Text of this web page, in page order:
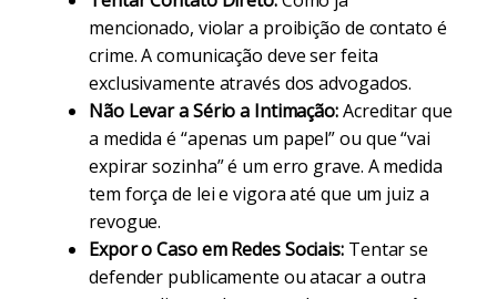
mencionado, violar a proibição de contato é
crime. A comunicação deve ser feita
exclusivamente através dos advogados.
Não Levar a Sério a Intimação:Acreditar que
a medida é “apenas um papel” ou que “vai
expirar sozinha” é um erro grave. A medida
tem força de lei e vigora até que um juiz a
revogue.
Expor o Caso em Redes Sociais: Tentar se
defender publicamente ou atacar a outra